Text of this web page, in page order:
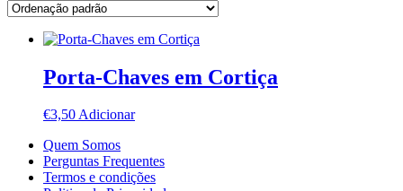
Porta-Chaves em Cortiça
€3,50Adicionar
Quem Somos
Perguntas Frequentes
Termos e condições